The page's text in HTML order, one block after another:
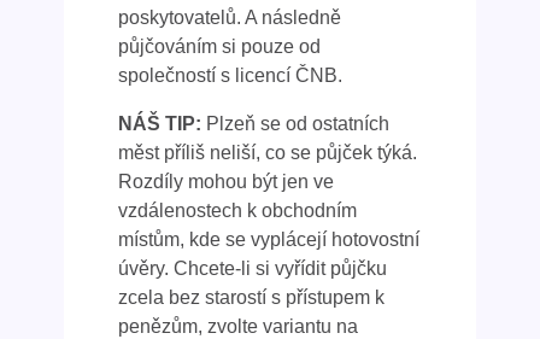
poskytovatelů. A následně
půjčováním si pouze od
společností s licencí ČNB.
NÁŠ TIP: Plzeň se od ostatních
měst příliš neliší, co se půjček týká.
Rozdíly mohou být jen ve
vzdálenostech k obchodním
místům, kde se vyplácejí hotovostní
úvěry. Chcete-li si vyřídit půjčku
zcela bez starostí s přístupem k
penězům, zvolte variantu na